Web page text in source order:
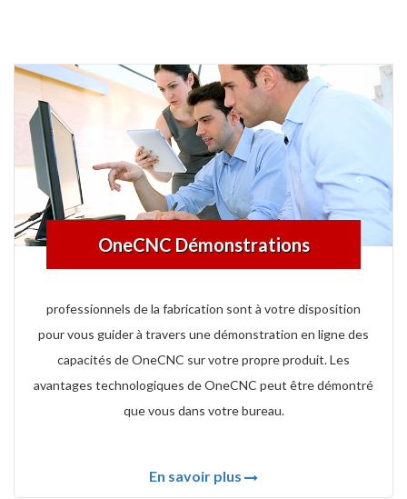
OneCNC Démonstrations
professionnels de la fabrication sont à votre disposition
pour vous guider à travers une démonstration en ligne des
capacités de OneCNC sur votre propre produit. Les
avantages technologiques de OneCNC peut être démontré
que vous dans votre bureau.
En savoir plus